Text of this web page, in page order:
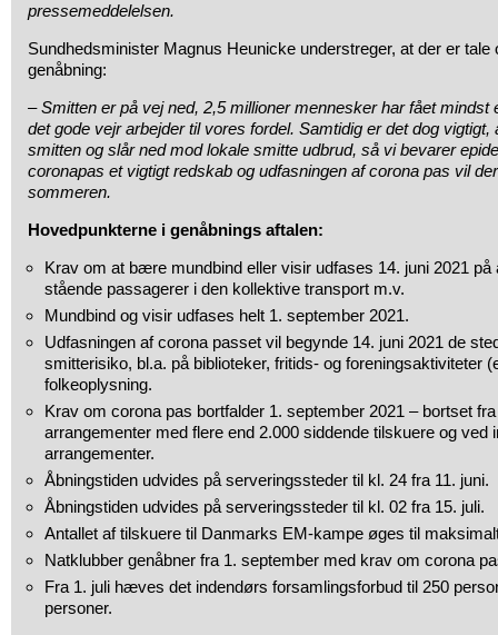
pressemeddelelsen.
Sundhedsminister Magnus Heunicke understreger, at der er tale
genåbning:
– Smitten er på vej ned, 2,5 millioner mennesker har fået mindst
det gode vejr arbejder til vores fordel. Samtidig er det dog
smitten og slår ned mod lokale smitte udbrud, så vi bevarer
coronapas et vigtigt redskab og udfasningen af corona pas vil
sommeren.
Hovedpunkterne i genåbnings aftalen:
Krav om at bære mundbind eller visir udfases 14. juni 2021 på
stående passagerer i den kollektive transport m.v.
Mundbind og visir udfases helt 1. september 2021.
Udfasningen af corona passet vil begynde 14. juni 2021 de
smitterisiko, bl.a. på biblioteker, fritids- og foreningsaktiviteter
folkeoplysning.
Krav om corona pas bortfalder 1. september 2021 – bortset
arrangementer med flere end 2.000 siddende tilskuere og ved
arrangementer.
Åbningstiden udvides på serveringssteder til kl. 24 fra 11. juni.
Åbningstiden udvides på serveringssteder til kl. 02 fra 15. juli.
Antallet af tilskuere til Danmarks EM-kampe øges til
Natklubber genåbner fra 1. september med krav om corona
Fra 1. juli hæves det indendørs forsamlingsforbud til 250
personer.